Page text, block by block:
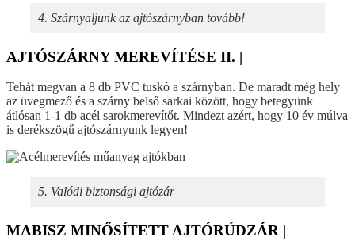
4. Szárnyaljunk az ajtószárnyban tovább!
AJTÓSZÁRNY MEREVÍTÉSE II. |
Tehát megvan a 8 db PVC tuskó a szárnyban. De maradt még hely
az üvegmező és a szárny belső sarkai között, hogy betegyünk
átlósan 1-1 db acél sarokmerevítőt. Mindezt azért, hogy 10 év múlva
is derékszögű ajtószárnyunk legyen!
5. Valódi biztonsági ajtózár
MABISZ MINŐSÍTETT AJTÓRÚDZÁR |